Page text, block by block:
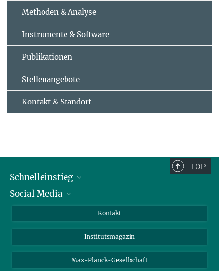
Methoden & Analyse
Instrumente & Software
Publikationen
Stellenangebote
Kontakt & Standort
TOP
Schnelleinstieg
Alumni
Social Media
Facebook
Kontakt
Institutsmagazin
Max-Planck-Gesellschaft